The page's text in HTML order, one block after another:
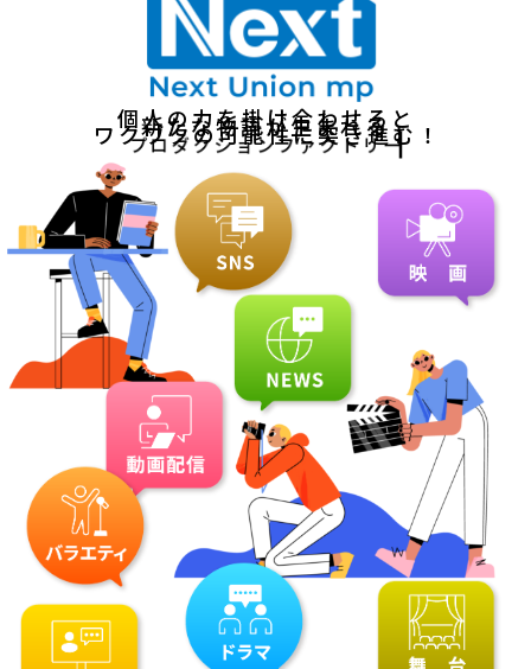
個人の力を掛け合わせると
新たな物語が生まれる
ワクワクの可能性に突き進む！
プロダクションファクトリー